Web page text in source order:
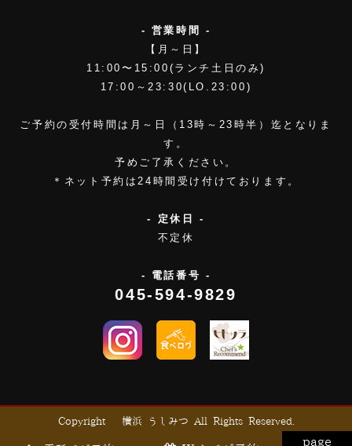
- 営業時間 -
【月～日】
11:00〜15:00(ランチ土日のみ)
17:00～23:30(LO.23:00)
ご予約の受付時間は月～日（13時～23時半）迄となりま
す。
予めご了承ください。
＊ネット予約は24時間受け付けております。
- 定休日 -
不定休
- 電話番号 -
045-594-9829
Copyright © 横浜 うしみつ All Rights Reserved.
page